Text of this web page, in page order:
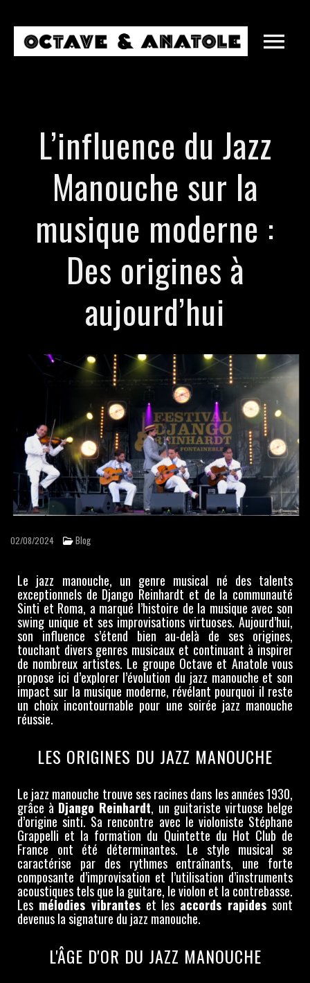
MARIAGES
ENTREPRISES
JAZZ MANOUCHE
CHANSONS FRANÇAISES
MUSIQUES ITALIENNES
BOSSA NOVA
MUSIQUE CLASSIQUE
MUSIQUE CUBAINE
TÉMOIGNAGES
L’influence du Jazz
Manouche sur la
musique moderne :
Des origines à
aujourd’hui
02/08/2024 Blog
Le jazz manouche, un genre musical né des talents
exceptionnels de Django Reinhardt et de la communauté
Sinti et Roma, a marqué l’histoire de la musique avec son
swing unique et ses improvisations virtuoses. Aujourd’hui,
son influence s’étend bien au-delà de ses origines,
touchant divers genres musicaux et continuant à inspirer
de nombreux artistes. Le groupe Octave et Anatole vous
propose ici d’explorer l’évolution du jazz manouche et son
impact sur la musique moderne, révélant pourquoi il reste
un choix incontournable pour une soirée jazz manouche
réussie.
LES ORIGINES DU JAZZ MANOUCHE
Le jazz manouche trouve ses racines dans les années 1930,
grâce à Django Reinhardt, un guitariste virtuose belge
d’origine sinti. Sa rencontre avec le violoniste Stéphane
Grappelli et la formation du Quintette du Hot Club de
France ont été déterminantes. Le style musical se
caractérise par des rythmes entraînants, une forte
composante d’improvisation et l’utilisation d’instruments
acoustiques tels que la guitare, le violon et la contrebasse.
Les mélodies vibranteset les accords rapides sont
devenus la signature du jazz manouche.
L'ÂGE D'OR DU JAZZ MANOUCHE